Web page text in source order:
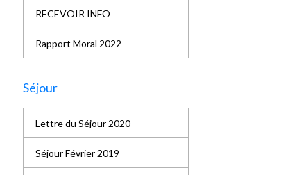
RECEVOIR INFO
Rapport Moral 2022
Séjour
Lettre du Séjour 2020
Séjour Février 2019